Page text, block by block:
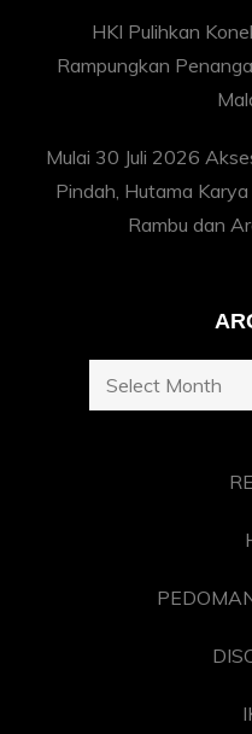
HKI Pulihkan
Rampungkan
Mulai 30 Juli 2026
Pindah, Hutama
Rambu dan
Archives